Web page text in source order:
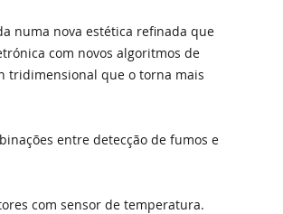
numa nova estética refinada que
com novos algoritmos de
tridimensional que o torna mais
entre detecção de fumos e
com sensor de temperatura.